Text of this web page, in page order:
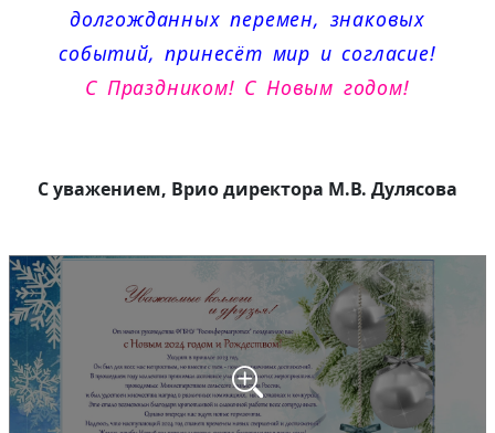
долгожданных перемен, знаковых
событий, принесёт мир и согласие!
С Праздником! С Новым годом!
С уважением, Врио директора М.В. Дулясова